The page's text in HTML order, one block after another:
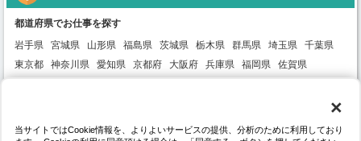
都道府県でお仕事を探す
岩手県
宮城県 山形県 福島県 茨城県 栃木県 群馬県 埼玉県
千葉県
東京都
神奈川県 愛知県 京都府 大阪府 兵庫県 福岡県
佐賀県
事務
ドライバー フォークリフト 仕分け ピッキング 検品 受付・接客
当サイトではCookie情報を、よりよいサービスの提供、分析のために利用しており
×